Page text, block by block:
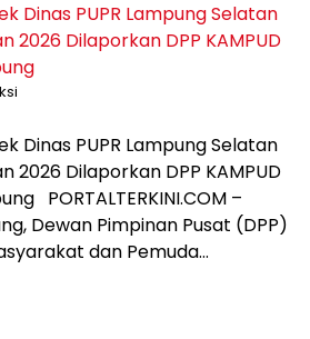
Dinas PUPR Lampung Selatan
2026 Dilaporkan DPP KAMPUD
Dinas PUPR Lampung Selatan
2026 Dilaporkan DPP KAMPUD
PORTALTERKINI.COM –
Dewan Pimpinan Pusat (DPP)
dan Pemuda…